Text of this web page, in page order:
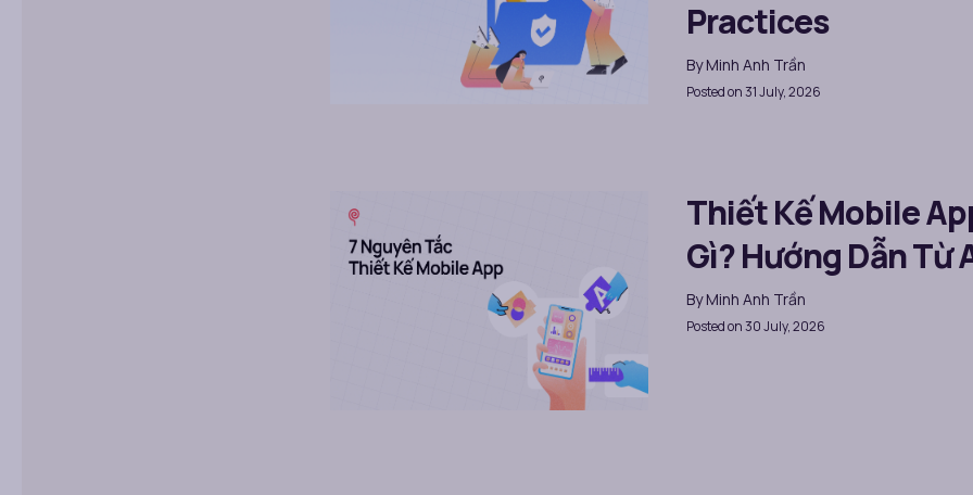
Practices
ByMinh Anh Trần
Posted on 31 July, 2026
Thiết Kế Mobile
Gì? Hướng Dẫn Từ
ByMinh Anh Trần
Posted on 30 July, 2026